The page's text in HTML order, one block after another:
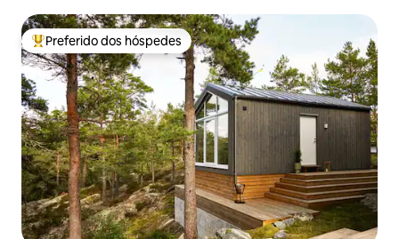
Entre os melhores preferidos dos hóspedes
Preferido dos hóspedes